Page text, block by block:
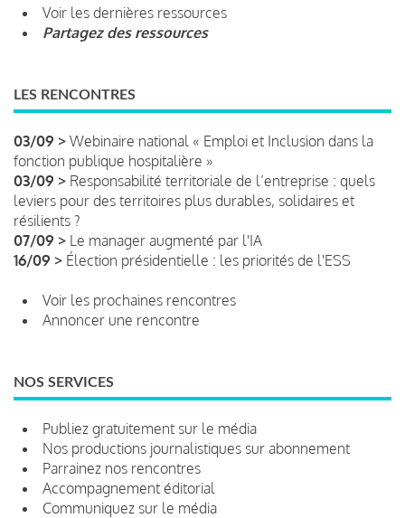
Voir les dernières ressources
Partagez des ressources
LES RENCONTRES
03/09 > Webinaire national « Emploi et Inclusion dans la
fonction publique hospitalière »
03/09 > Responsabilité territoriale de l’entreprise : quels
leviers pour des territoires plus durables, solidaires et
résilients ?
07/09 > Le manager augmenté par l'IA
16/09 > Élection présidentielle : les priorités de l'ESS
Voir les prochaines rencontres
Annoncer une rencontre
NOS SERVICES
Publiez gratuitement sur le média
Nos productions journalistiques sur abonnement
Parrainez nos rencontres
Accompagnement éditorial
Communiquez sur le média